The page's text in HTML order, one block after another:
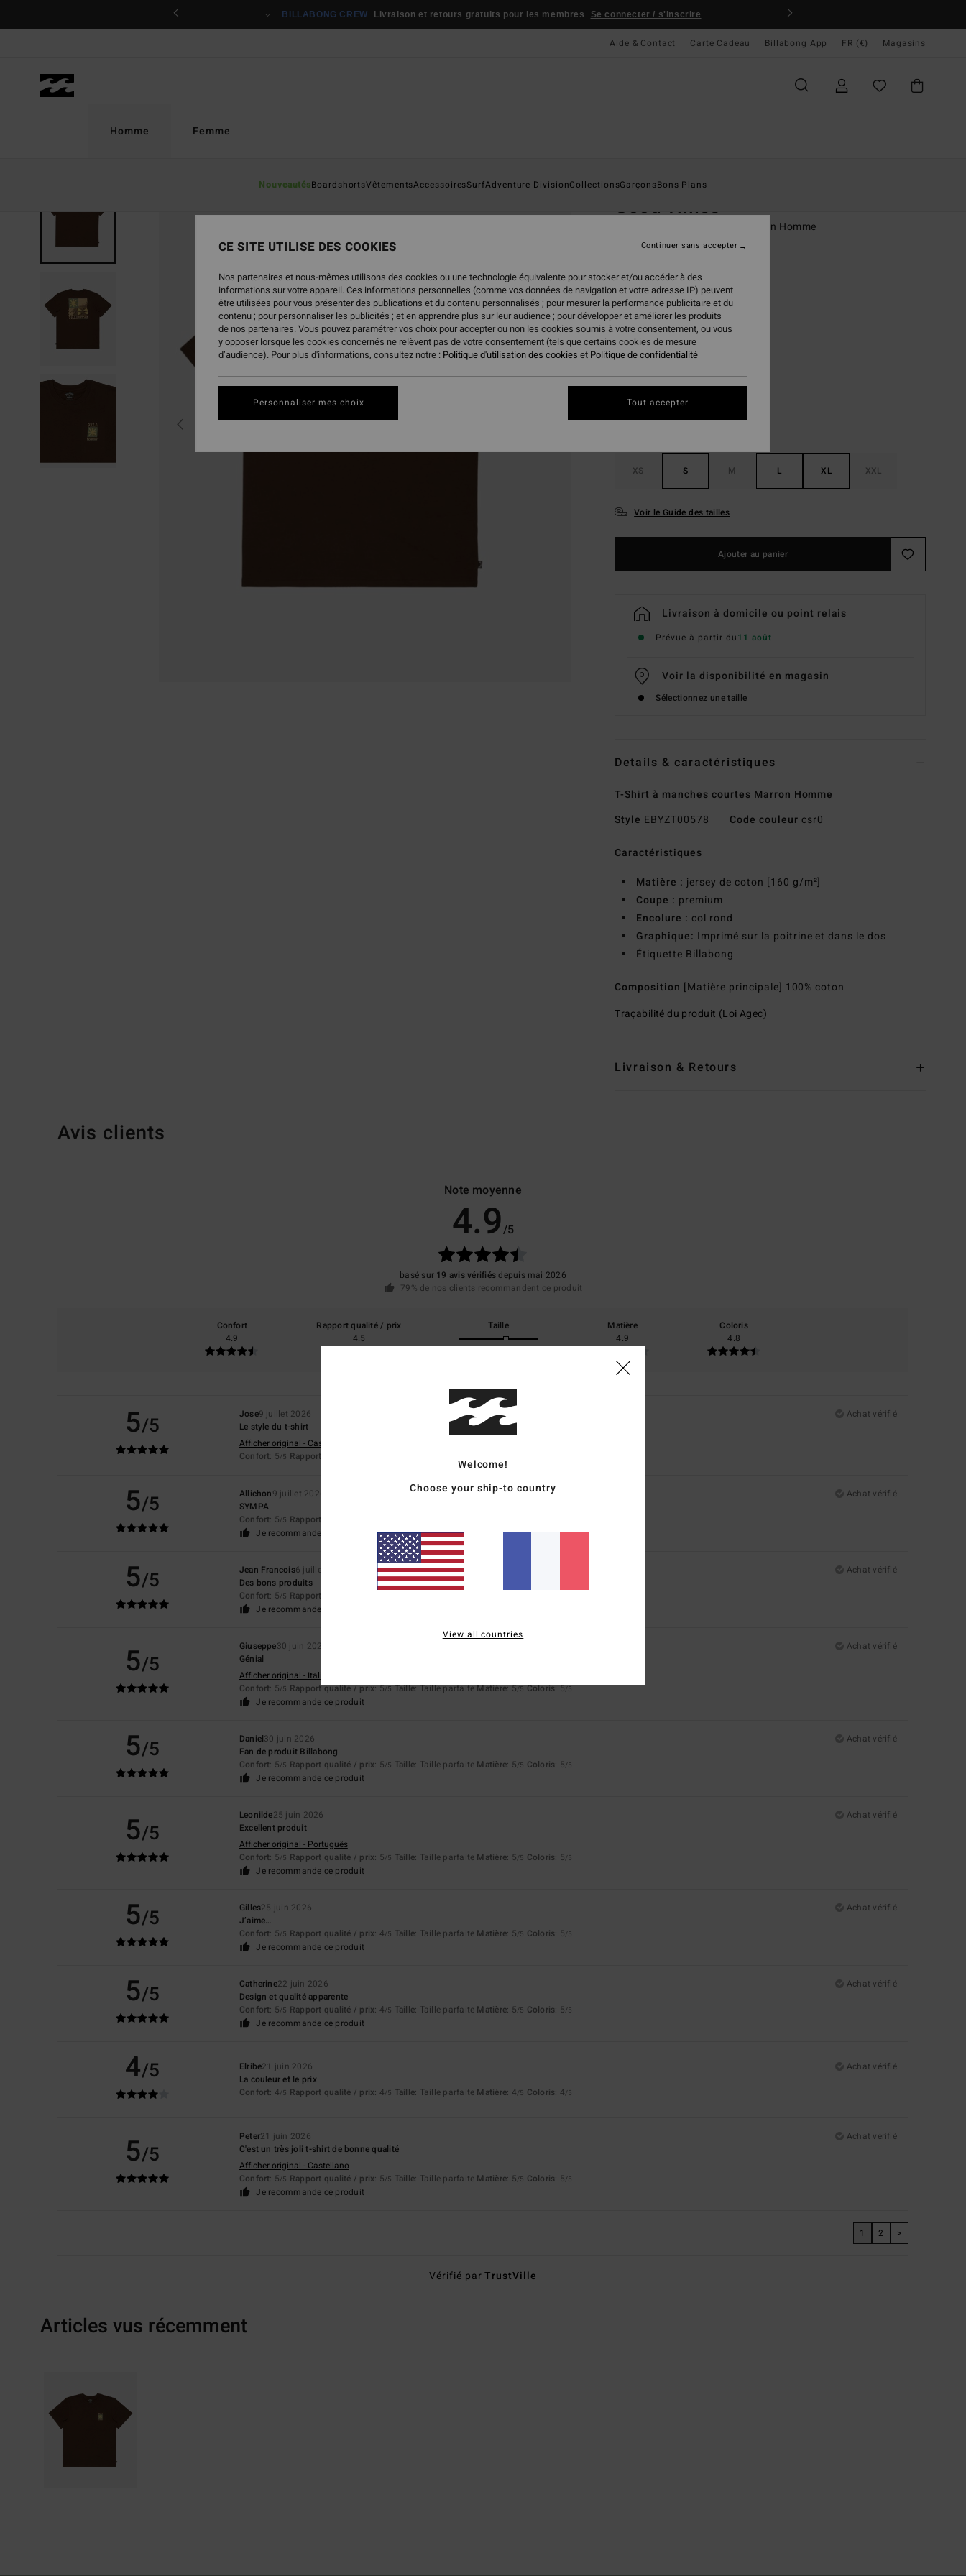
BILLABONG CREW Livraison et retours gratuits pour les membres Se connecter / s'inscrire
Aide & Contact Carte Cadeau Billabong App FR (€) Magasins
Homme
NouveautésBoardshortsVêtementsAccessoiresSurfAdventure DivisionCollectionsGarçonsBons Plans
Femme
Good Times
T-Shirt à manches courtes Marron Homme
(19 Avis)
29,95 €
40%
17,97 €
BONS PLANS
CouleurDark Brown
XS S M L XL XXL
Voir le Guide des tailles
Ajouter au panier
Livraison à domicile ou point relais
Prévue à partir du11 août
Voir la disponibilité en magasin
Sélectionnez une taille
Details & caractéristiques
T-Shirt à manches courtes Marron Homme
Style EBYZT00578 Code couleur csr0
Caractéristiques
Matière : jersey de coton [160 g/m²]
Coupe : premium
Encolure : col rond
Graphique: Imprimé sur la poitrine et dans le dos
Étiquette Billabong
Composition [Matière principale] 100% coton
Traçabilité du produit (Loi Agec)
Livraison & Retours
Avis clients
Note moyenne
4.9/5
basé sur 19 avis vérifiésdepuis mai 2026
79% de nos clients recommandent ce produit
Confort
4.9
Rapport qualité / prix
4.5
Taille
Trop petit Trop grand
Matière
4.9
Coloris
4.8
5/5 Jose9 juillet 2026
Achat vérifié
Le style du t-shirt
Afficher original - Castellano
Confort: 5/5 Rapport qualité / prix
5/5 Allichon9 juillet 2026
Achat vérifié
SYMPA
Confort: 5/5 Rapport qualité / prix
Je recommande ce produit
5/5 Jean Francois6 juillet 2026
Achat vérifié
Des bons produits
Confort: 5/5 Rapport qualité / prix
Je recommande ce produit
5/5
Giuseppe30 juin 2026
Achat vérifié
Génial
Afficher original - Italiano
Confort: 5/5 Rapport qualité / prix: 5/5 Taille: Taille parfaiteMatière: 5/5 Coloris: 5/5
Je recommande ce produit
5/5 Daniel30 juin 2026
Achat vérifié
Fan de produit Billabong
Confort: 5/5 Rapport qualité / prix: 5/5 Taille: Taille parfaite Matière: 5/5 Coloris: 5/5
Je recommande ce produit
5/5
Leonilde25 juin 2026
Achat vérifié
Excellent produit
Afficher original - Português
Confort: 5/5 Rapport qualité / prix: 5/5 Taille: Taille parfaite Matière: 5/5 Coloris: 5/5
Je recommande ce produit
5/5 Gilles25 juin 2026
Achat vérifié
J’aime…
Confort: 5/5 Rapport qualité / prix: 4/5 Taille: Taille parfaite Matière: 5/5 Coloris: 5/5
Je recommande ce produit
5/5 Catherine22 juin 2026
Achat vérifié
Design et qualité apparente
Confort: 5/5 Rapport qualité / prix: 4/5 Taille: Taille parfaite Matière: 5/5 Coloris: 5/5
Je recommande ce produit
4/5 Elribe21 juin 2026
Achat vérifié
La couleur et le prix
Confort: 4/5 Rapport qualité / prix: 4/5 Taille: Taille parfaite Matière: 4/5 Coloris: 4/5
5/5
Peter21 juin 2026
Achat vérifié
C'est un très joli t-shirt de bonne qualité
Afficher original - Castellano
Confort: 5/5 Rapport qualité / prix: 5/5 Taille: Taille parfaite Matière: 5/5 Coloris: 5/5
Je recommande ce produit
1 2 >
Vérifié parTrustVille
Articles vus récemment
Welcome!
Choose your ship-to country
View all countries
CE SITE UTILISE DES COOKIES
Nos partenaires et nous-mêmes utilisons des cookies ou une technologie équivalente pour stocker et/ou accéder à des
informations sur votre appareil. Ces informations personnelles (comme vos données de navigation et votre adresse IP) peuvent
être utilisées pour vous présenter des publications et du contenu personnalisés ; pour mesurer la performance publicitaire et du
contenu ; pour personnaliser les publicités ; et en apprendre plus sur leur audience ; pour développer et améliorer les produits
de nos partenaires. Vous pouvez paramétrer vos choix pour accepter ou non les cookies soumis à votre consentement, ou vous
y opposer lorsque les cookies concernés ne relèvent pas de votre consentement (tels que certains cookies de mesure
d’audience). Pour plus d'informations, consultez notre : Politique d'utilisation des cookies et Politique de confidentialité
Personnaliser mes choix
Continuer sans accepter
Tout accepter